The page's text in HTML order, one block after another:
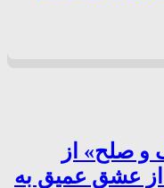
و صلح» از
از عشق عمیق به